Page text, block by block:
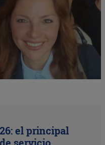
el principal